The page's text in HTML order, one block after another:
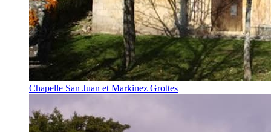
Chapelle San Juan et Markinez Grottes